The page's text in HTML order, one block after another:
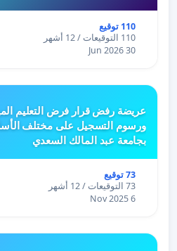
110 توقيع
110 التوقيعات / 12 أشهر
30 Jun 2026
عريضة رفض قرار فرض التعليم
ورسوم التسجيل على مختلف
بجامعة عبد المالك السعدي
73 توقيع
73 التوقيعات / 12 أشهر
6 Nov 2025